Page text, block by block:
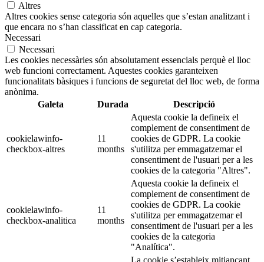
Altres
Altres cookies sense categoria són aquelles que s’estan analitzant i
que encara no s’han classificat en cap categoria.
Necessari
Necessari
Les cookies necessàries són absolutament essencials perquè el lloc
web funcioni correctament. Aquestes cookies garanteixen
funcionalitats bàsiques i funcions de seguretat del lloc web, de forma
anònima.
Galeta
Durada Descripció
cookielawinfo-
checkbox-altres
11
months
Aquesta cookie la defineix el
complement de consentiment de
cookies de GDPR. La cookie
s'utilitza per emmagatzemar el
consentiment de l'usuari per a les
cookies de la categoria "Altres".
cookielawinfo-
checkbox-analitica
11
months
Aquesta cookie la defineix el
complement de consentiment de
cookies de GDPR. La cookie
s'utilitza per emmagatzemar el
consentiment de l'usuari per a les
cookies de la categoria
"Analítica".